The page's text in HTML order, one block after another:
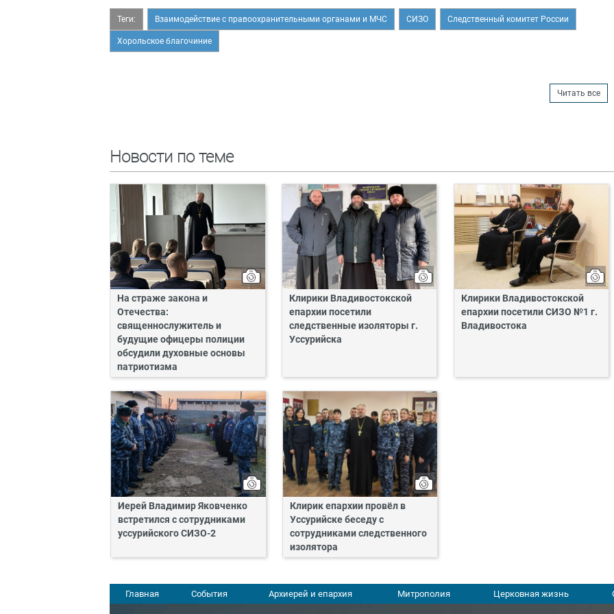
Теги: Взаимодействие с правоохранительными органами и МЧС СИЗО Следственный комитет России
Хорольское благочиние
Читать все
Новости по теме
На страже закона и
Отечества:
священнослужитель и
будущие офицеры полиции
обсудили духовные основы
патриотизма
Клирики Владивостокской
епархии посетили
следственные изоляторы г.
Уссурийска
Клирики Владивостокской
епархии посетили СИЗО №1 г.
Владивостока
Иерей Владимир Яковченко
встретился с сотрудниками
уссурийского СИЗО-2
Клирик епархии провёл в
Уссурийске беседу с
сотрудниками следственного
изолятора
Главная События Архиерей и епархия Митрополия Церковная жизнь